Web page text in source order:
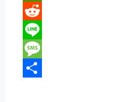
WhatsApp
Reddit
Line
Message